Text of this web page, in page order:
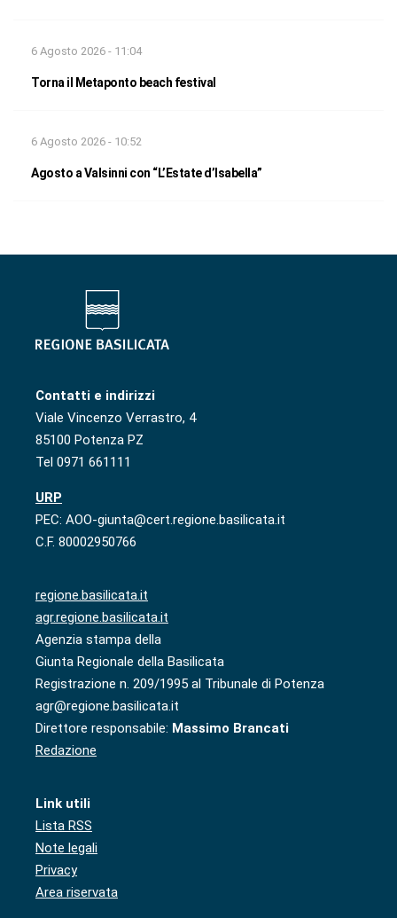
6 Agosto 2026 - 11:04
Torna il Metaponto beach festival
6 Agosto 2026 - 10:52
Agosto a Valsinni con “L’Estate d’Isabella”
Contatti e indirizzi
Viale Vincenzo Verrastro, 4
85100 Potenza PZ
Tel 0971 661111
URP
PEC: AOO-giunta@cert.regione.basilicata.it
C.F. 80002950766
regione.basilicata.it
agr.regione.basilicata.it
Agenzia stampa della
Giunta Regionale della Basilicata
Registrazione n. 209/1995 al Tribunale di Potenza
agr@regione.basilicata.it
Direttore responsabile: Massimo Brancati
Redazione
Link utili
Lista RSS
Note legali
Privacy
Area riservata